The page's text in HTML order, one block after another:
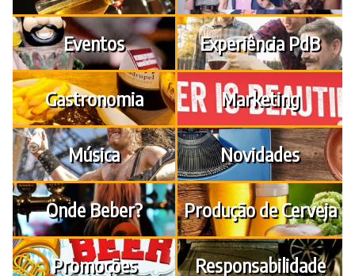
Eventos Experiência PdB
Gastronomia Marketing
Música Novidades
Onde Beber? Produção de Cerveja
Promoções Responsabilidade